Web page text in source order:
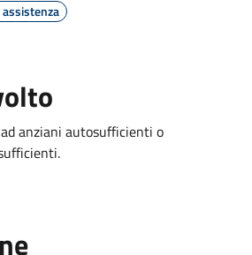
anziani autosufficienti o